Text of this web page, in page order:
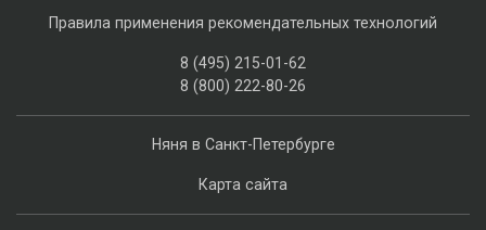
Няня в Санкт-Петербурге
Карта сайта
Правила применения рекомендательных технологий
8 (495) 215-01-62
8 (800) 222-80-26